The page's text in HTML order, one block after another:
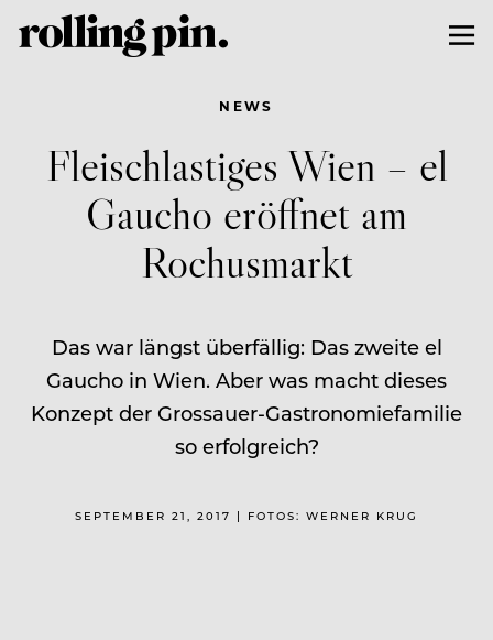
NEWS
Fleischlastiges Wien – el
Gaucho eröffnet am
Rochusmarkt
Das war längst überfällig: Das zweite el
Gaucho in Wien. Aber was macht dieses
Konzept der Grossauer-Gastronomiefamilie
so erfolgreich?
SEPTEMBER 21, 2017 | FOTOS: WERNER KRUG